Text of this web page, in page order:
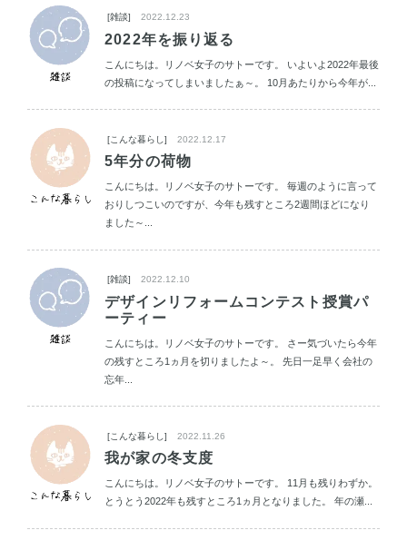
[雑談] 2022.12.23
2022年を振り返る
こんにちは。リノベ女子のサトーです。 いよいよ2022年最後
の投稿になってしまいましたぁ～。 10月あたりから今年が...
[こんな暮らし] 2022.12.17
5年分の荷物
こんにちは。リノベ女子のサトーです。 毎週のように言って
おりしつこいのですが、今年も残すところ2週間ほどになり
ました～...
[雑談] 2022.12.10
デザインリフォームコンテスト授賞パ
ーティー
こんにちは。リノベ女子のサトーです。 さー気づいたら今年
の残すところ1ヵ月を切りましたよ～。 先日一足早く会社の
忘年...
[こんな暮らし] 2022.11.26
我が家の冬支度
こんにちは。リノベ女子のサトーです。 11月も残りわずか。
とうとう2022年も残すところ1ヵ月となりました。 年の瀬...